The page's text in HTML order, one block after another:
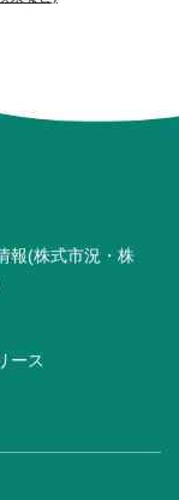
報(株式市況・株
ース